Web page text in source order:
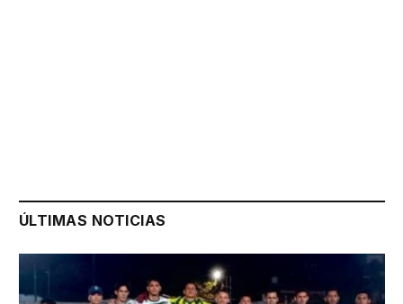
ÚLTIMAS NOTICIAS